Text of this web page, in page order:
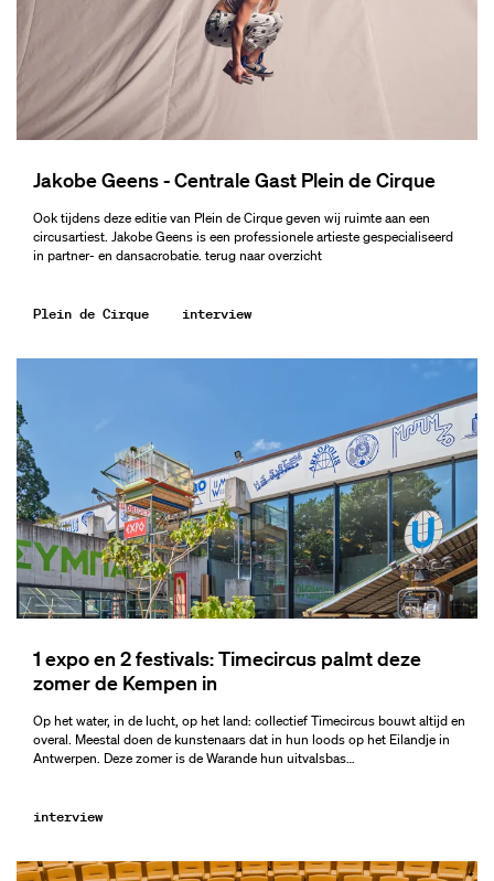
Jakobe Geens - Centrale Gast Plein de Cirque
Ook tijdens deze editie van Plein de Cirque geven wij ruimte aan een
circusartiest. Jakobe Geens is een professionele artieste gespecialiseerd
in partner- en dansacrobatie. terug naar overzicht
Plein de Cirque interview
1 expo en 2 festivals: Timecircus palmt deze
zomer de Kempen in
Op het water, in de lucht, op het land: collectief Timecircus bouwt altijd en
overal. Meestal doen de kunstenaars dat in hun loods op het Eilandje in
Antwerpen. Deze zomer is de Warande hun uitvalsbas…
interview